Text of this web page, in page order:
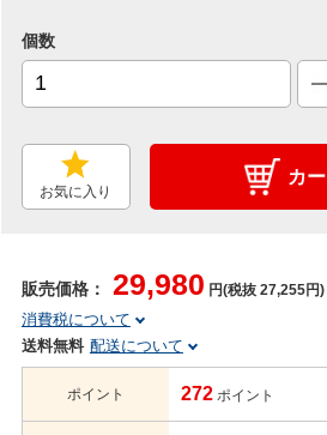
個数
お気に入り
カ
販売価格： 29,980 円(税抜 27,255円)
消費税について
送料無料 配送について
ポイント 272 ポイント